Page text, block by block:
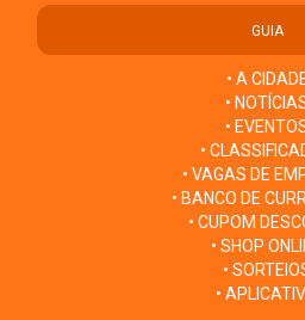
GUIA
• A
•
•
•
• VAGAS DE
• BANCO DE
• CUPOM
• SHOP
•
•